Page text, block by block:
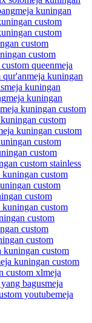
meja kuningan
custom
custom
custom
custom
queenmeja
qur'anmeja kuningan
meja kuningan
meja kuningan
meja kuningan custom
custom
kuningan custom
custom
custom
custom stainless
kuningan custom
custom
custom
kuningan custom
custom
custom
custom
kuningan custom
kuningan custom
custom xlmeja
bagusmeja
youtubemeja